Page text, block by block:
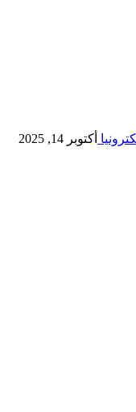
أكتوبر 14, 2025